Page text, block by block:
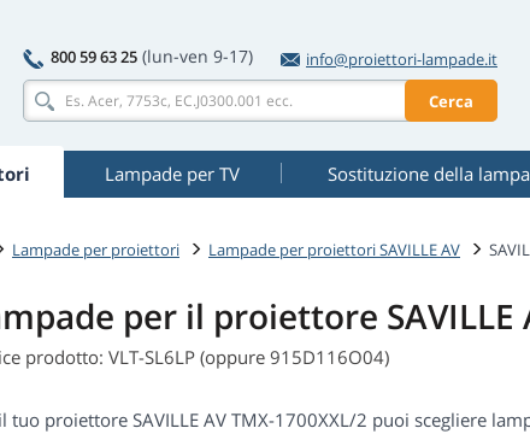
800 59 63 25 (lun-ven 9-17)
info@proiettori-lampade.it
Cerca
Lampade per TV Sostituzione della
Lampade per proiettori Lampade per proiettori SAVILLE AV
per il proiettore SAVILLE
prodotto: VLT-SL6LP (oppure 915D116O04)
tuo proiettore SAVILLE AV TMX-1700XXL/2 puoi scegliere